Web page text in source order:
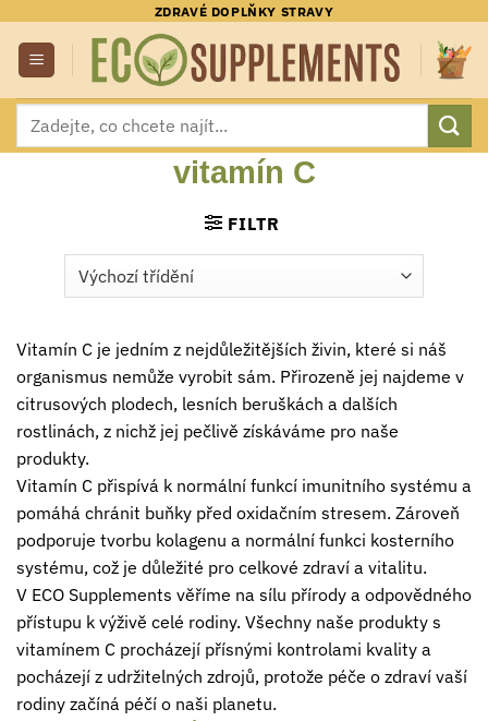
obsah
ZDRAVÉ DOPLŇKY STRAVY
Hledat:
vitamín C
FILTR
Vitamín C je jedním z nejdůležitějších živin, které si náš
organismus nemůže vyrobit sám. Přirozeně jej najdeme v
citrusových plodech, lesních beruškách a dalších
rostlinách, z nichž jej pečlivě získáváme pro naše
produkty.
Vitamín C přispívá k normální funkcí imunitního systému a
pomáhá chránit buňky před oxidačním stresem. Zároveň
podporuje tvorbu kolagenu a normální funkci kosterního
systému, což je důležité pro celkové zdraví a vitalitu.
V ECO Supplements věříme na sílu přírody a odpovědného
přístupu k výživě celé rodiny. Všechny naše produkty s
vitamínem C procházejí přísnými kontrolami kvality a
pocházejí z udržitelných zdrojů, protože péče o zdraví vaší
rodiny začíná péčí o naši planetu.